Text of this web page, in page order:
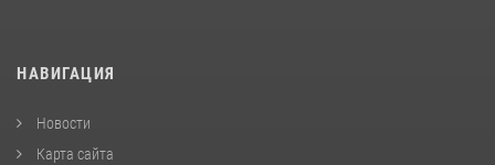
НАВИГАЦИЯ
Новости
Карта сайта